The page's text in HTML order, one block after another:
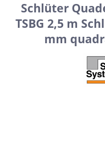
Schlüter
TSBG 2,5 m
mm